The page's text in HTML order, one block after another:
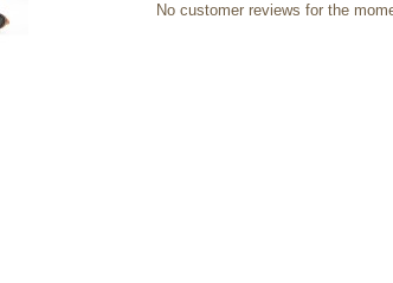
No customer reviews for the